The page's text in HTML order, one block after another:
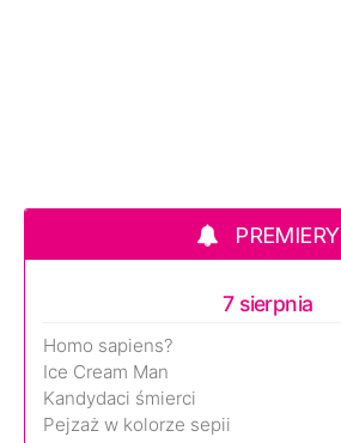
PREMIERY
7 sierpnia
Homo sapiens?
Ice Cream Man
Kandydaci śmierci
Pejzaż w kolorze sepii